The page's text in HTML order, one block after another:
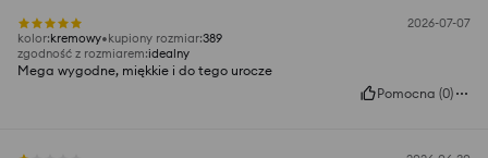
2026-07-07
kolor:kremowy kupiony rozmiar:389
zgodność z rozmiarem:idealny
Mega wygodne, miękkie i do tego urocze
Pomocna (0)